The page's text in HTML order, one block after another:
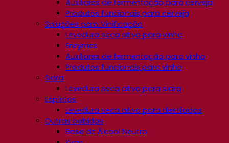
Auxiliares de fermentação para cerveja
Produtos funcionais para cerveja
Soluções para Vinificação
Levedura seca ativa para vinho
Enzymes
Auxiliares de fermentação para vinho
Produtos funcionais para vinho
Sidra
Levedura seca ativa para sidra
Espíritos
Levedura seca ativa para destilados
Outras bebidas
Base de Álcool Neutro